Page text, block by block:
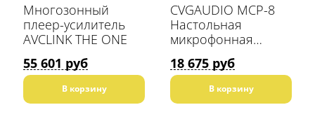
Многозонный
плеер-усилитель
AVCLINK THE ONE
В корзину
55 601 руб
CVGAUDIO MCP-8
Настольная
микрофонная
В корзину
18 675 руб